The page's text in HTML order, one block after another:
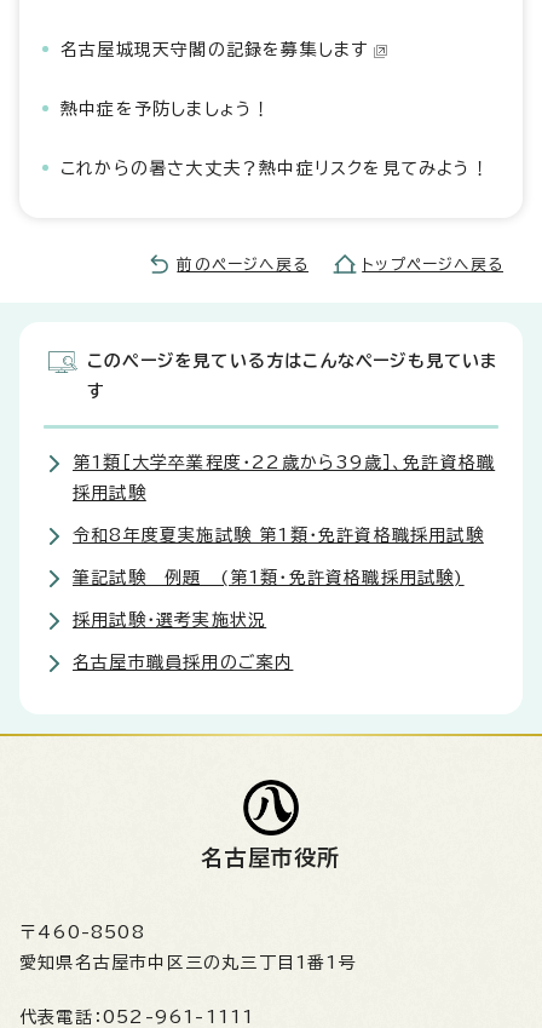
名古屋城現天守閣の記録を募集します
熱中症を予防しましょう！
これからの暑さ大丈夫？熱中症リスクを見てみよう！
前のページへ戻る トップページへ戻る
このページを見ている方はこんなページも見ていま
す
第1類［大学卒業程度・22歳から39歳］、免許資格職
採用試験
令和8年度夏実施試験 第1類・免許資格職採用試験
筆記試験 例題 (第1類・免許資格職採用試験)
採用試験・選考実施状況
名古屋市職員採用のご案内
名古屋市役所
〒460-8508
愛知県名古屋市中区三の丸三丁目1番1号
代表電話： 052-961-1111